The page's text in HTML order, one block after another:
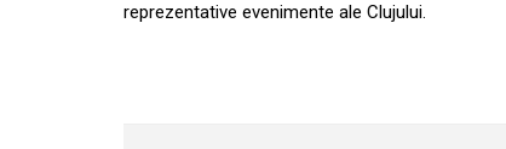
reprezentative evenimente ale Clujului.